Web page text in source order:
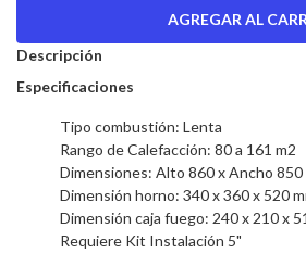
Descripción
Especificaciones
Tipo combustión: Lenta
Rango de Calefacción: 80 a 161 m2
Dimensiones: Alto 860 x Ancho 850
Dimensión horno: 340 x 360 x 520
Dimensión caja fuego: 240 x 210 x
Requiere Kit Instalación 5"